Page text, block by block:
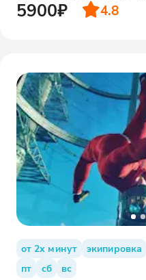
5900₽ 4.8
от 2х минут экипировка
пт
сб вс